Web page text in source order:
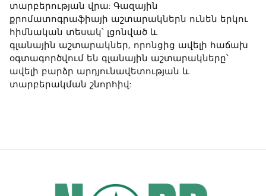
տարբերության վրա: Գազային
քրոմատոգրաֆիայի աշտարակներն ունեն երկու
հիմնական տեսակ՝ լցոնված և
գլանային աշտարակներ, որոնցից ավելի հաճախ
օգտագործվում են գլանային աշտարակները՝
ավելի բարձր արդյունավետության և
տարբերակման շնորհիվ: